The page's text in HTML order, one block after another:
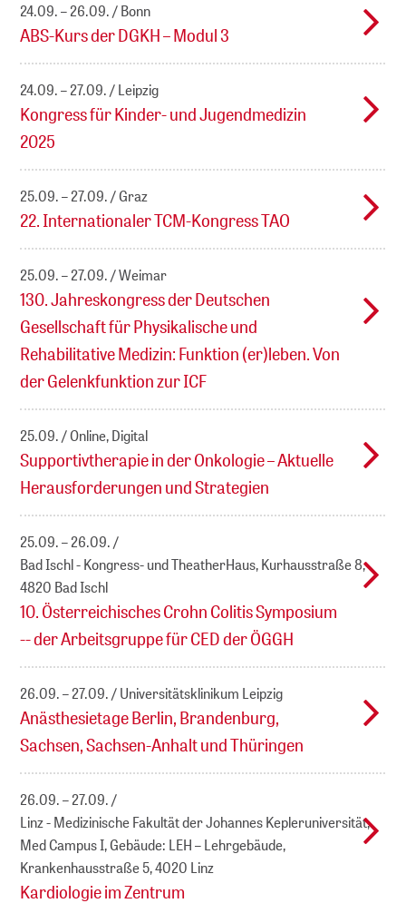
24.09. – 26.09. Bonn
ABS-Kurs der DGKH – Modul 3
24.09. – 27.09. Leipzig
Kongress für Kinder- und Jugendmedizin
2025
25.09. – 27.09. Graz
22. Internationaler TCM-Kongress TAO
25.09. – 27.09. Weimar
130. Jahreskongress der Deutschen
Gesellschaft für Physikalische und
Rehabilitative Medizin: Funktion (er)leben. Von
der Gelenkfunktion zur ICF
25.09. Online, Digital
Supportivtherapie in der Onkologie – Aktuelle
Herausforderungen und Strategien
25.09. – 26.09.
Bad Ischl - Kongress- und TheatherHaus, Kurhausstraße 8,
4820 Bad Ischl
10. Österreichisches Crohn Colitis Symposium
-- der Arbeitsgruppe für CED der ÖGGH
26.09. – 27.09. Universitätsklinikum Leipzig
Anästhesietage Berlin, Brandenburg,
Sachsen, Sachsen-Anhalt und Thüringen
26.09. – 27.09.
Linz - Medizinische Fakultät der Johannes Kepleruniversität,
Med Campus I, Gebäude: LEH – Lehrgebäude,
Krankenhausstraße 5, 4020 Linz
Kardiologie im Zentrum